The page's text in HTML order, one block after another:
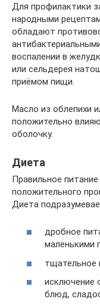
Для профилактики
народными
обладают
воспалении в
или сельдерея
приёмом пищи.
Масло из облепихи
положительно
оболочку.
Диета
Правильное
положительного
Диета
дробное
маленькими
тщательное
исключение
блюд,